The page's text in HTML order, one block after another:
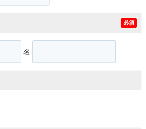
必須
名